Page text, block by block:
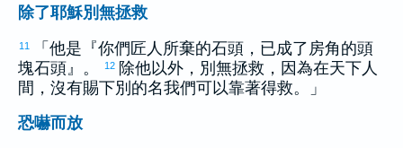
除了耶穌別無拯救
11
「他是『你們匠人所棄的石頭，已成了房角的頭
塊石頭』。
12 除他以外，別無拯救，因為在天下人
間，沒有賜下別的名我們可以靠著得救。」
恐嚇而放